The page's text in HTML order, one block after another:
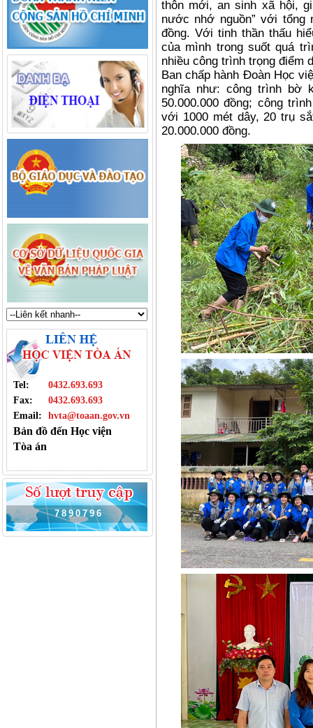
Tel:
0432.693.693
Fax:
0432.693.693
Email:
hvta@toaan.gov.vn
Bản đồ đến Học viện
Tòa án
7 8 9 0 7 9 6
thôn mới, an sinh xã hội,
nước nhớ nguồn” với tổng
đồng. Với tinh thần thấu
của mình trong suốt quá
nhiều công trình trọng điểm
Ban chấp hành Đoàn Học
nghĩa như: công trình bờ
50.000.000 đồng; công
với 1000 mét dây, 20 trụ
20.000.000 đồng.